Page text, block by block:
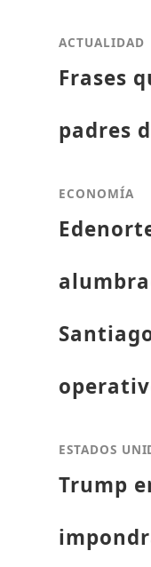
ACTUALIDAD
Frases
padres
ECONOMÍA
ESTADOS
Trump